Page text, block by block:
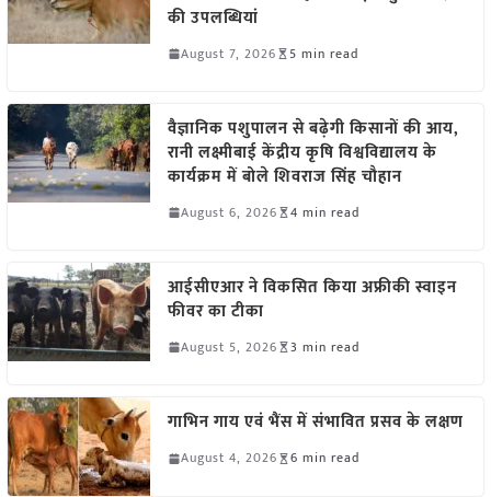
की उपलब्धियां
August 7, 2026 5 min read
वैज्ञानिक पशुपालन से बढ़ेगी किसानों की आय,
रानी लक्ष्मीबाई केंद्रीय कृषि विश्वविद्यालय के
कार्यक्रम में बोले शिवराज सिंह चौहान
August 6, 2026 4 min read
आईसीएआर ने विकसित किया अफ्रीकी स्वाइन
फीवर का टीका
August 5, 2026 3 min read
गाभिन गाय एवं भैंस में संभावित प्रसव के लक्षण
August 4, 2026 6 min read